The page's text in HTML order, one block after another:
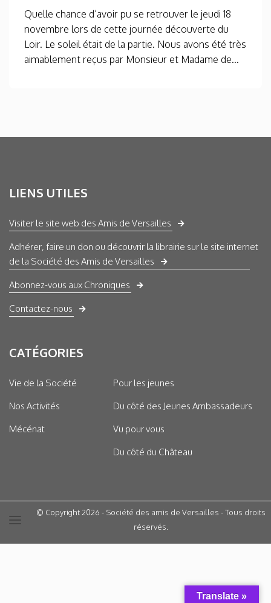
Quelle chance d’avoir pu se retrouver le jeudi 18
novembre lors de cette journée découverte du
Loir. Le soleil était de la partie. Nous avons été très
aimablement reçus par Monsieur et Madame de...
LIENS UTILES
Visiter le site web des Amis de Versailles
Adhérer, faire un don ou découvrir la librairie sur le site internet
de la Société des Amis de Versailles
Abonnez-vous aux Chroniques
Contactez-nous
CATÉGORIES
Vie de la Société
Nos Activités
Mécénat
Pour les jeunes
Du côté des Jeunes Ambassadeurs
Vu pour vous
Du côté du Château
© Copyright 2026 - Société des amis de Versailles - Tous droits
réservés.
Translate »